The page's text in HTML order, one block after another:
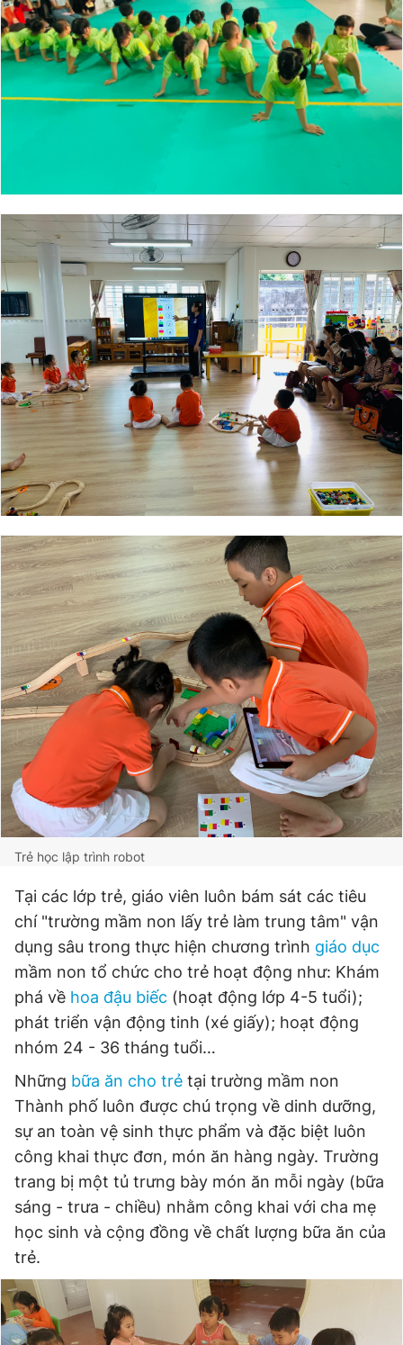
Trẻ học lập trình robot
Tại các lớp trẻ, giáo viên luôn bám sát các tiêu
chí "trường mầm non lấy trẻ làm trung tâm" vận
dụng sâu trong thực hiện chương trình giáo dục
mầm non tổ chức cho trẻ hoạt động như: Khám
phá về hoa đậu biếc (hoạt động lớp 4-5 tuổi);
phát triển vận động tinh (xé giấy); hoạt động
nhóm 24 - 36 tháng tuổi…
Những bữa ăn cho trẻ tại trường mầm non
Thành phố luôn được chú trọng về dinh dưỡng,
sự an toàn vệ sinh thực phẩm và đặc biệt luôn
công khai thực đơn, món ăn hàng ngày. Trường
trang bị một tủ trưng bày món ăn mỗi ngày (bữa
sáng - trưa - chiều) nhằm công khai với cha mẹ
học sinh và cộng đồng về chất lượng bữa ăn của
trẻ.